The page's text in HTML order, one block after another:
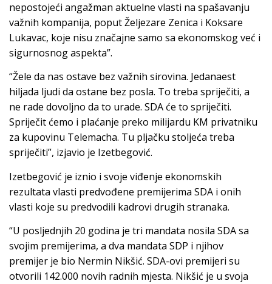
nepostojeći angažman aktuelne vlasti na spašavanju
važnih kompanija, poput Željezare Zenica i Koksare
Lukavac, koje nisu značajne samo sa ekonomskog već i
sigurnosnog aspekta”.
“Žele da nas ostave bez važnih sirovina. Jedanaest
hiljada ljudi da ostane bez posla. To treba spriječiti, a
ne rade dovoljno da to urade. SDA će to spriječiti.
Spriječit ćemo i plaćanje preko milijardu KM privatniku
za kupovinu Telemacha. Tu pljačku stoljeća treba
spriječiti”, izjavio je Izetbegović.
Izetbegović je iznio i svoje viđenje ekonomskih
rezultata vlasti predvođene premijerima SDA i onih
vlasti koje su predvodili kadrovi drugih stranaka.
“U posljednjih 20 godina je tri mandata nosila SDA sa
svojim premijerima, a dva mandata SDP i njihov
premijer je bio Nermin Nikšić. SDA-ovi premijeri su
otvorili 142.000 novih radnih mjesta. Nikšić je u svoja